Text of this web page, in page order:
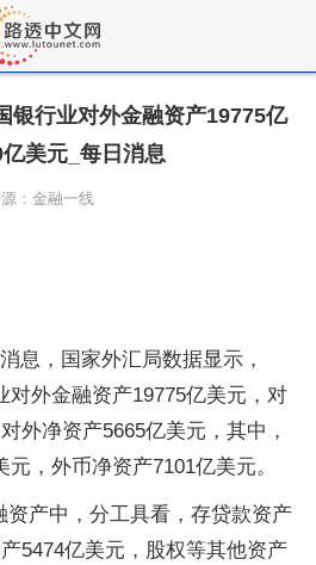
银行业对外金融资产19775亿
美元_每日消息
：金融一线
息，国家外汇局数据显示，
对外金融资产19775亿美元，对
外净资产5665亿美元，其中，
，外币净资产7101亿美元。
资产中，分工具看，存贷款资产
5474亿美元，股权等其他资产